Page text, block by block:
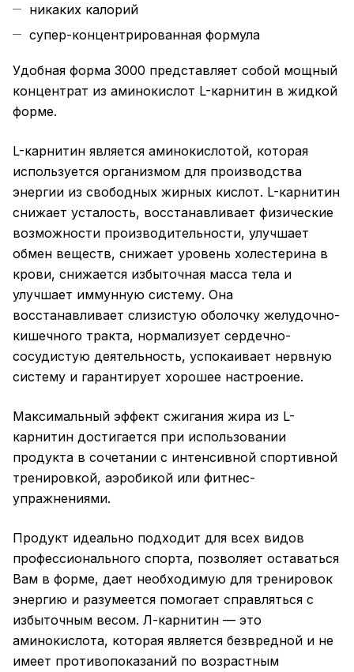
никаких калорий
супер-концентрированная формула
Удобная форма 3000 представляет собой мощный
концентрат из аминокислот L-карнитин в жидкой
форме.
L-карнитин является аминокислотой, которая
используется организмом для производства
энергии из свободных жирных кислот. L-карнитин
снижает усталость, восстанавливает физические
возможности производительности, улучшает
обмен веществ, снижает уровень холестерина в
крови, снижается избыточная масса тела и
улучшает иммунную систему. Она
восстанавливает слизистую оболочку желудочно-
кишечного тракта, нормализует сердечно-
сосудистую деятельность, успокаивает нервную
систему и гарантирует хорошее настроение.
Максимальный эффект сжигания жира из L-
карнитин достигается при использовании
продукта в сочетании с интенсивной спортивной
тренировкой, аэробикой или фитнес-
упражнениями.
Продукт идеально подходит для всех видов
профессионального спорта, позволяет оставаться
Вам в форме, дает необходимую для тренировок
энергию и разумеется помогает справляться с
избыточным весом. Л-карнитин — это
аминокислота, которая является безвредной и не
имеет противопоказаний по возрастным